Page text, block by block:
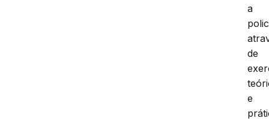
a
de
e